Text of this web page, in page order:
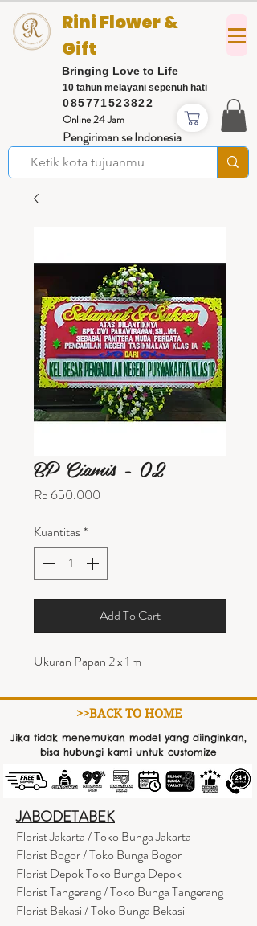
085771523822
Rini Flower &
Gift
Bringing Love to Life
Online 24 Jam
Pengiriman se Indonesia
10 tahun melayani sepenuh hati
BP Ciamis - 02
Rp 650.000
Kuantitas*
Add To Cart
Ukuran Papan 2 x 1 m
>>BACK TO HOME
Jika tidak menemukan model yang diinginkan,
bisa hubungi kami untuk customize
JABODETABEK
Florist Jakarta / Toko Bunga Jakarta
Florist Bogor / Toko Bunga Bogor
Florist Depok Toko Bunga Depok
Florist Tangerang / Toko Bunga Tangerang
Florist Bekasi / Toko Bunga Bekasi